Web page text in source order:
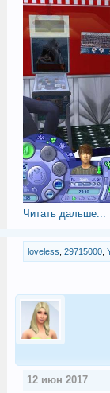
Читать дальше...
loveless, 29715000,
12 июн 2017